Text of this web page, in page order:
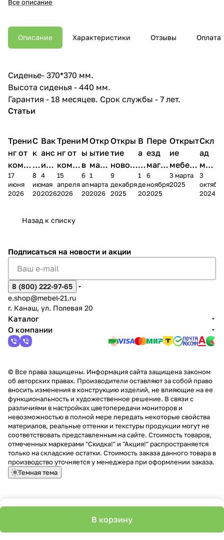
Все описание
Описание Характеристики Отзывы Оплата
Сиденье- 370*370 мм.
Высота сиденья - 440 мм.
Гарантия - 18 месяцев. Срок службы - 7 лет.
Статьи
Трени
нг от
комп
ании
Мело
17
июня
2026
С
к
и
д
к
2
8
июня
2026
Вак
анс
ия в
Чеб
окс
4
мая
2026
Трени
нг от
комп
ании
Мело
15
апреля
2026
М
ы
в
М
А
6
апреля
2026
Откр
ытие
мага
зина
в
1
марта
2026
Откры
тие
новог
о
магаз
9
декабря
2025
В
а
к
а
н
1
декабря
2025
Пере
езд
магаз
ина в
г.
6
ноября
2025
Открыт
ие
мебель
ного
салона
3 марта
2025
Скл
ад
меб
ели
пер
3
2024
Назад к списку
В корзину
Подписаться на новости и акции
8 (800) 222-97-65
e.shop@mebel-21.ru
г. Канаш, ул. Полевая 20
Каталог
О компании
© Все права защищены. Информация сайта защищена законом
об авторских правах. Производители оставляют за собой право
вносить изменения в конструкцию изделий, не влияющие на ее
функциональность и художественное решение. В связи с
различиями в настройках цветопередачи мониторов и
невозможностью в полной мере передать некоторые свойства
материалов, реальные оттенки и текстуры продукции могут не
соответствовать представленным на сайте. Стоимость товаров,
отмеченных маркерами "Скидка!" и "Акция!" распространяется
только на складские остатки. Стоимость заказа данного товара в
производство уточняется у менеджера при оформлении заказа.
Темная тема